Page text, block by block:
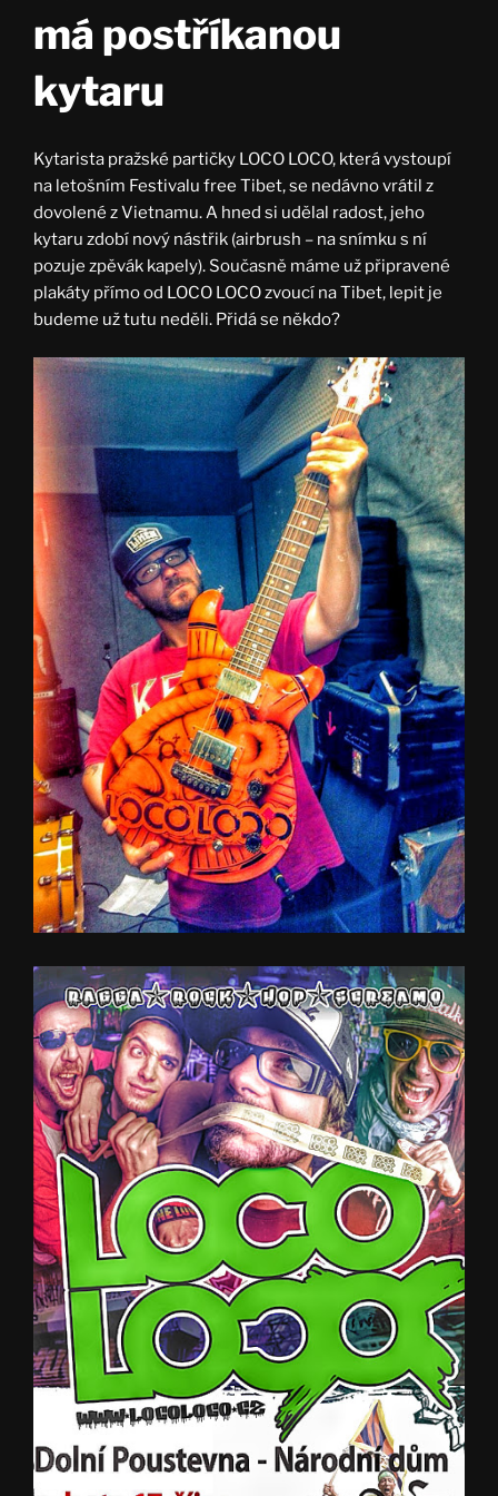
má postříkanou
kytaru
Kytarista pražské partičky LOCO LOCO, která vystoupí
na letošním Festivalu free Tibet, se nedávno vrátil z
dovolené z Vietnamu. A hned si udělal radost, jeho
kytaru zdobí nový nástřik (airbrush – na snímku s ní
pozuje zpěvák kapely). Současně máme už připravené
plakáty přímo od LOCO LOCO zvoucí na Tibet, lepit je
budeme už tutu neděli. Přidá se někdo?